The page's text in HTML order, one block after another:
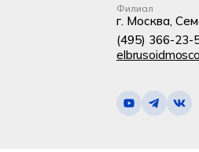
Филиал
г. Москва,
(495) 366-23-